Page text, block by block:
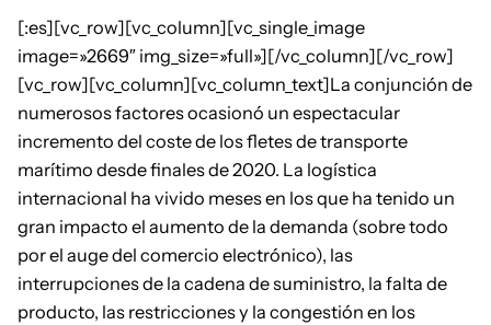
[:es][vc_row][vc_column][vc_single_image
image=»2669″ img_size=»full»][/vc_column][/vc_row]
[vc_row][vc_column][vc_column_text]La conjunción de
numerosos factores ocasionó un espectacular
incremento del coste de los fletes de transporte
marítimo desde finales de 2020. La logística
internacional ha vivido meses en los que ha tenido un
gran impacto el aumento de la demanda (sobre todo
por el auge del comercio electrónico), las
interrupciones de la cadena de suministro, la falta de
producto, las restricciones y la congestión en los